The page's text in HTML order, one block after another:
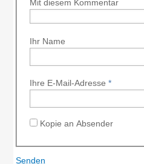
Mit diesem Kommentar
Ihr Name
Ihre E-Mail-Adresse *
Kopie an Absender